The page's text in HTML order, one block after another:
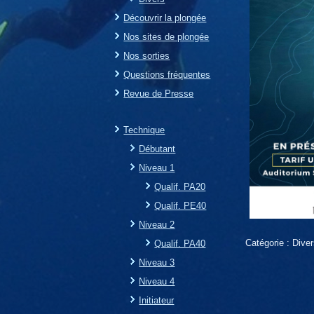
Découvrir la plongée
Nos sites de plongée
Nos sorties
Questions fréquentes
Revue de Presse
Technique
Débutant
Niveau 1
Qualif. PA20
Qualif. PE40
Niveau 2
Qualif. PA40
Niveau 3
Niveau 4
Initiateur
Catégorie :